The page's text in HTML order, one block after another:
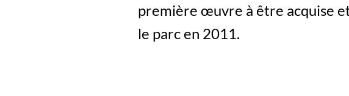
première œuvre à être acquise
le parc en 2011.